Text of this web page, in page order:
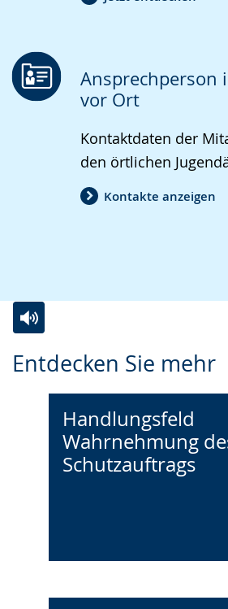
Ansprechperson
vor Ort
Kontaktdaten der
den örtlichen
Kontakte anzeigen
Entdecken Sie mehr
Leichten
Sprache
wechseln.
Audio-
Unterstützung.
Video
Deutscher
Gebärdensprache
Handlungsfeld
Wahrnehmung
Schutzauftrags